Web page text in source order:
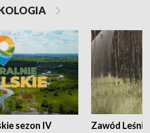
sezon IV Zawód Leśnik